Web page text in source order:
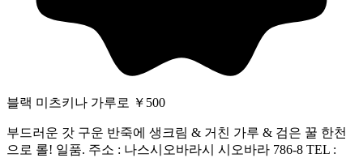
블랙 미츠키나 가루로 ￥500
부드러운 갓 구운 반죽에 생크림 & 거친 가루 & 검은 꿀 한천
으로 롤! 일품. 주소 : 나스시오바라시 시오바라 786-8 TEL :